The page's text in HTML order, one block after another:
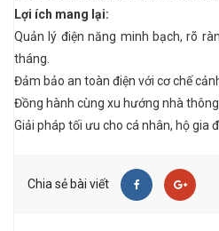
Lợi ích mang lại:
Quản lý điện năng minh bạch, rõ
tháng.
Đảm bảo an toàn điện với cơ chế
Đồng hành cùng xu hướng nhà
Giải pháp tối ưu cho cá nhân, hộ gia
Chia sẻ bài viết